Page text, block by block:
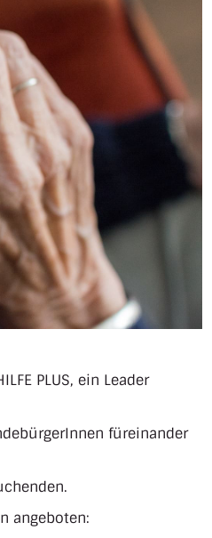
PLUS, ein Leader
füreinander
angeboten: